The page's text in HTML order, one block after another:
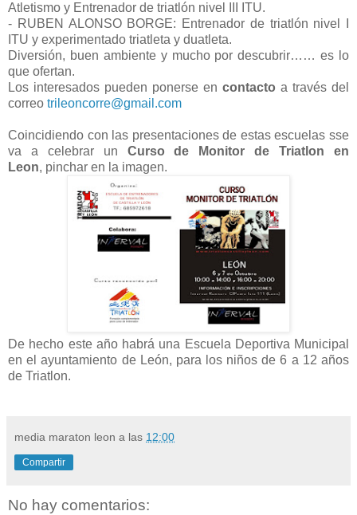
Atletismo y Entrenador de triatlón nivel III ITU.
- RUBEN ALONSO BORGE: Entrenador de triatlón nivel I
ITU y experimentado triatleta y duatleta.
Diversión, buen ambiente y mucho por descubrir…… es lo
que ofertan.
Los interesados pueden ponerse en contacto a través del
correo trileoncorre@gmail.com
Coincidiendo con las presentaciones de estas escuelas sse
va a celebrar un Curso de Monitor de Triatlon en
Leon, pinchar en la imagen.
De hecho este año habrá una Escuela Deportiva Municipal
en el ayuntamiento de León, para los niños de 6 a 12 años
de Triatlon.
media maraton leon a las 12:00
Compartir
No hay comentarios: